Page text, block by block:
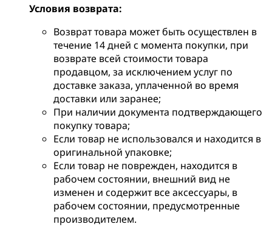
Условия возврата:
Возврат товара может быть осуществлен в
течение 14 дней с момента покупки, при
возврате всей стоимости товара
продавцом, за исключением услуг по
доставке заказа, уплаченной во время
доставки или заранее;
При наличии документа подтверждающего
покупку товара;
Если товар не использовался и находится в
оригинальной упаковке;
Если товар не поврежден, находится в
рабочем состоянии, внешний вид не
изменен и содержит все аксессуары, в
рабочем состоянии, предусмотренные
производителем.